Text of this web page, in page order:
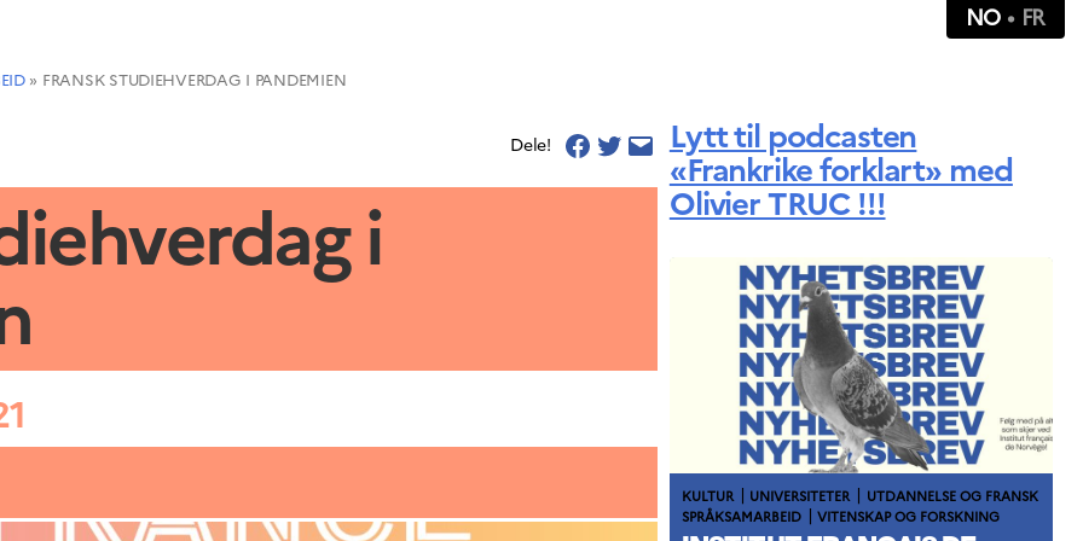
NO FR
» FRANSK STUDIEHVERDAG I PANDEMIEN
Dele!
i
Lytt til podcasten
«Frankrike forklart» med
Olivier TRUC !!!
KULTUR | UNIVERSITETER | UTDANNELSE OG FRANSK
SPRÅKSAMARBEID |VITENSKAP OG FORSKNING